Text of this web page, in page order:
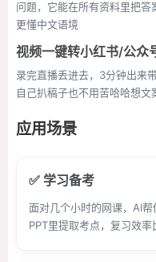
问题，它能在所有资料里把
更懂中文语境
视频一键转小红书/公众
录完直播丢进去，3分钟出来
自己扒稿子也不用苦哈哈想文
应用场景
✅ 学习备考
面对几个小时的网课，AI
PPT里提取考点，复习效